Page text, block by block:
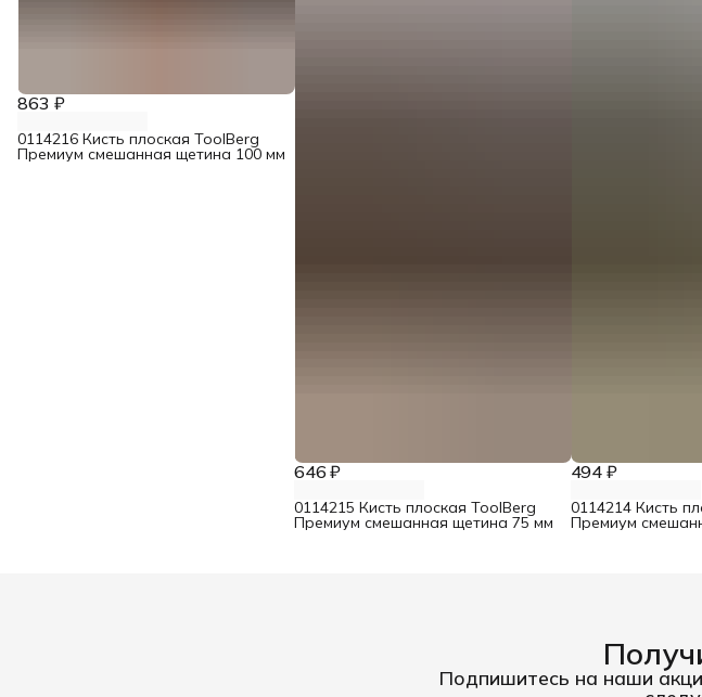
863 ₽
0114216 Кисть плоская ToolBerg
Премиум смешанная щетина 100 мм
646 ₽
0114215 Кисть плоская ToolBerg
Премиум смешанная щетина 75 мм
494 ₽
0114214 Кисть
Премиум
Подпишитесь на наши